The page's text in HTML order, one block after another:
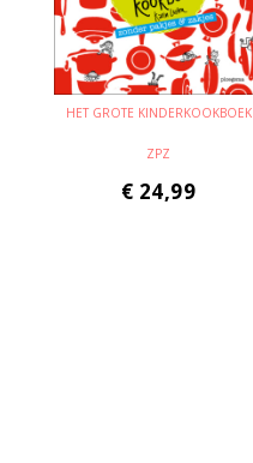
HET GROTE KINDERKOOKBOEK
ZPZ
€ 24,99